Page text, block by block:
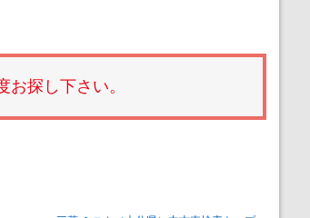
探し下さい。